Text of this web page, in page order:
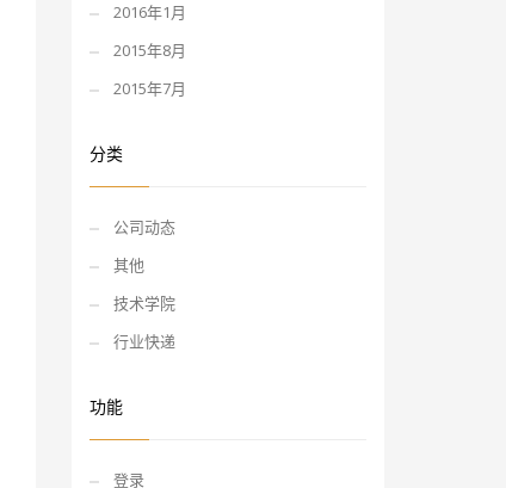
2016年1月
2015年8月
2015年7月
分类
公司动态
其他
技术学院
行业快递
功能
登录